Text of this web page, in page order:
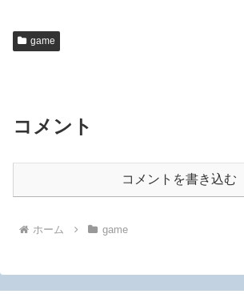
game
コメント
コメントを書き込む
ホーム game